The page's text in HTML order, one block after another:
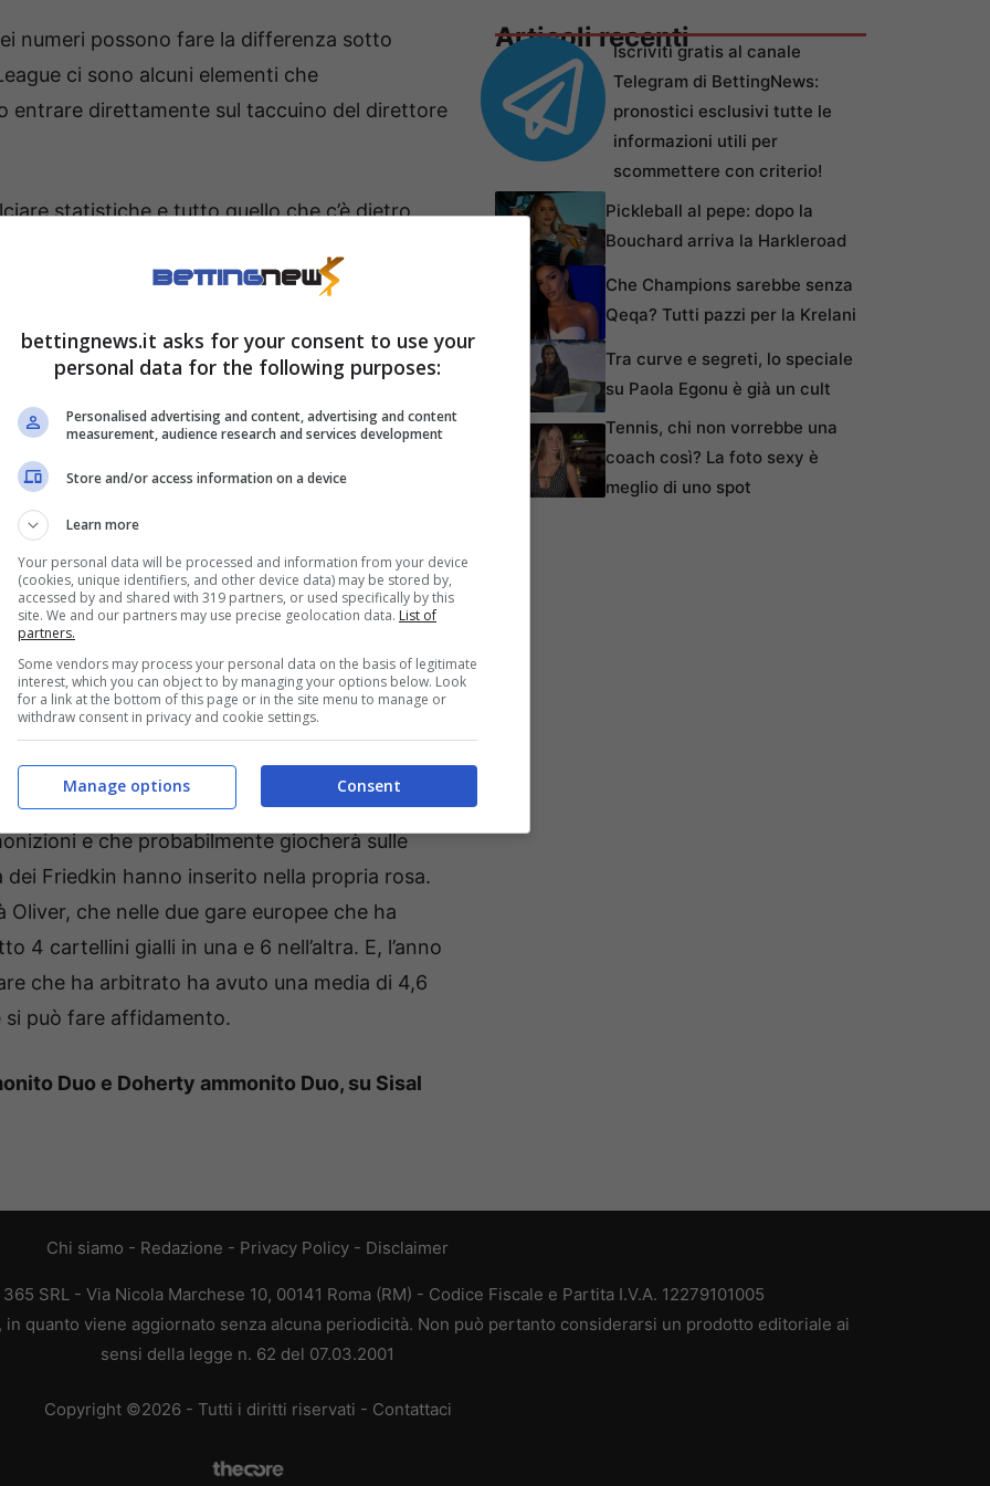
numeri possono fare la differenza sotto
ci sono alcuni elementi che
entrare direttamente sul taccuino del direttore
statistiche e tutto quello che c’è dietro,
uomini che per via di un atteggiamento non
delle partite che vanno ad affrontare, ci
League: la doppia è
Trafford, l’aria non sarà serena dopo
serie dalla Carabao Cup. Nella formazione
dal prestito al Southampton nella passata
giallo, ma sono passate solamente due
la passata stagione, crediamo fortemente
di LesleyUgochukwu,una media di 0,38
Non ha giocato nemmeno granché, ma
dei Wolves, che giocano contro l’Everton. Un
e che probabilmente giocherà sulle
dei Friedkin hanno inserito nella propria rosa.
che nelle due gare europee che ha
4 cartellini gialli in una e 6 nell’altra. E, l’anno
che ha arbitrato ha avuto una media di 4,6
si può fare affidamento.
Duo e Doherty ammonito Duo, su Sisal
Articoli recentiIscriviti gratis al canale
Telegram di BettingNews:
pronostici esclusivi tutte le
informazioni utili per
scommettere con criterio!
Pickleball al pepe: dopo la
Bouchard arriva la Harkleroad
Che Champions sarebbe senza
Qeqa? Tutti pazzi per la Krelani
Tra curve e segreti, lo speciale
su Paola Egonu è già un cult
Tennis, chi non vorrebbe una
coach così? La foto sexy è
meglio di uno spot
Chi siamo - Redazione - Privacy Policy - Disclaimer
SRL - Via Nicola Marchese 10, 00141 Roma (RM) - Codice Fiscale e Partita I.V.A. 12279101005
quanto viene aggiornato senza alcuna periodicità. Non può pertanto considerarsi un prodotto editoriale ai
sensi della legge n. 62 del 07.03.2001
Copyright ©2026 - Tutti i diritti riservati - Contattaci
bettingnews.it asks for your consent to use your
personal data for the following purposes:
Personalised advertising and content, advertising and content
measurement, audience research and services development
Store and/or access information on a device
Learn more
Your personal data will be processed and information from your device
(cookies, unique identifiers, and other device data) may be stored by,
accessed by and shared with 319 partners, or used specifically by this
site. We and our partners may use precise geolocation data. List of
partners.
Some vendors may process your personal data on the basis of legitimate
interest, which you can object to by managing your options below. Look
for a link at the bottom of this page or in the site menu to manage or
withdraw consent in privacy and cookie settings.
Consent
Manage options